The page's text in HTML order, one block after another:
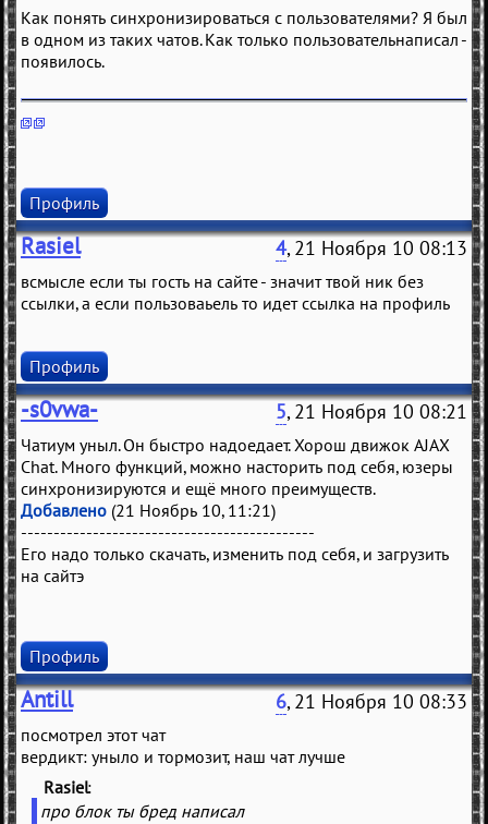
Как понять синхронизироваться с пользователями? Я был
в одном из таких чатов. Как только пользовательнаписал -
появилось.
Профиль
Rasiel 4, 21 Ноября 10 08:13
всмысле если ты гость на сайте - значит твой ник без
ссылки, а если пользоваьель то идет ссылка на профиль
Профиль
-s0vwa- 5, 21 Ноября 10 08:21
Чатиум уныл. Он быстро надоедает. Хорош движок AJAX
Chat. Много функций, можно насторить под себя, юзеры
синхронизируются и ещё много преимуществ.
Добавлено (21 Ноябрь 10, 11:21)
---------------------------------------------
Его надо только скачать, изменить под себя, и загрузить
на сайтэ
Профиль
Antill 6, 21 Ноября 10 08:33
посмотрел этот чат
вердикт: уныло и тормозит, наш чат лучше
Rasiel
про блок ты бред написал